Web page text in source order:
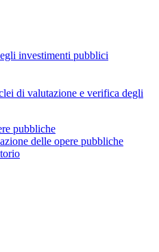
investimenti pubblici
di valutazione e verifica degli
pubbliche
delle opere pubbliche